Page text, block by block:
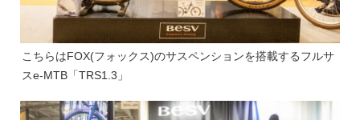
こちらはFOX(フォックス)のサスペンションを搭載するフルサ
スe-MTB「TRS1.3」